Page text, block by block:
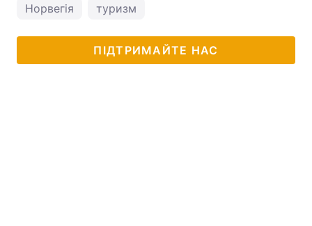
Норвегія туризм
ПІДТРИМАЙТЕ НАС